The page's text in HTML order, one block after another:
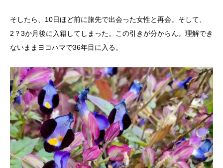
そしたら、10日ほど前に旅先で出会った女性と再会。そして、
2？3か月後に入籍してしまった。この引きが分からん。理解でき
ないままヨコハマで36年目に入る。